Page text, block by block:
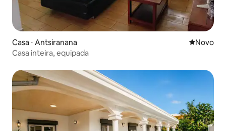
Casa ⋅ Antsiranana Novo
Novo
Casa inteira, equipada